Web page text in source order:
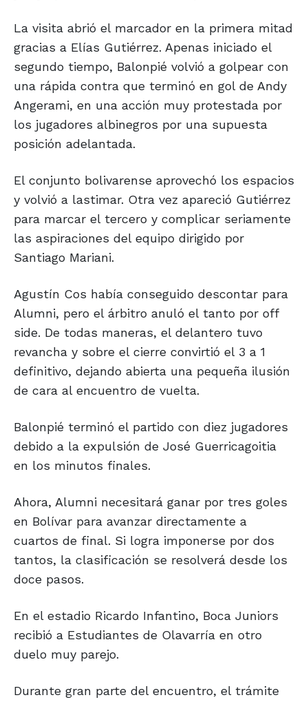
La visita abrió el marcador en la primera mitad
gracias a Elías Gutiérrez. Apenas iniciado el
segundo tiempo, Balonpié volvió a golpear con
una rápida contra que terminó en gol de Andy
Angerami, en una acción muy protestada por
los jugadores albinegros por una supuesta
posición adelantada.
El conjunto bolivarense aprovechó los espacios
y volvió a lastimar. Otra vez apareció Gutiérrez
para marcar el tercero y complicar seriamente
las aspiraciones del equipo dirigido por
Santiago Mariani.
Agustín Cos había conseguido descontar para
Alumni, pero el árbitro anuló el tanto por off
side. De todas maneras, el delantero tuvo
revancha y sobre el cierre convirtió el 3 a 1
definitivo, dejando abierta una pequeña ilusión
de cara al encuentro de vuelta.
Balonpié terminó el partido con diez jugadores
debido a la expulsión de José Guerricagoitia
en los minutos finales.
Ahora, Alumni necesitará ganar por tres goles
en Bolívar para avanzar directamente a
cuartos de final. Si logra imponerse por dos
tantos, la clasificación se resolverá desde los
doce pasos.
En el estadio Ricardo Infantino, Boca Juniors
recibió a Estudiantes de Olavarría en otro
duelo muy parejo.
Durante gran parte del encuentro, el trámite